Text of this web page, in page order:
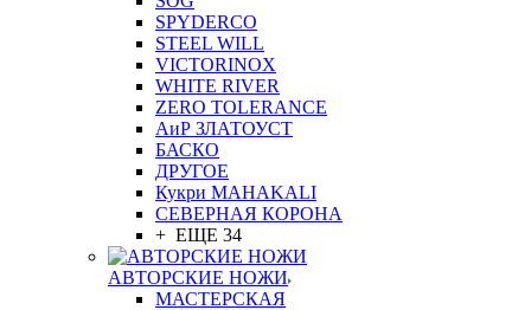
SPYDERCO
STEEL WILL
VICTORINOX
WHITE RIVER
ZERO TOLERANCE
АиР ЗЛАТОУСТ
БАСКО
ДРУГОЕ
Кукри MAHAKALI
СЕВЕРНАЯ КОРОНА
+ ЕЩЕ 34
АВТОРСКИЕ НОЖИ
МАСТЕРСКАЯ